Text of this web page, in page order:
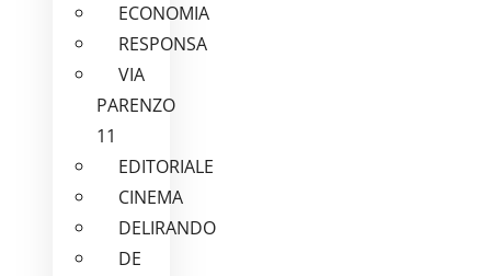
ECONOMIA
RESPONSA
VIA
PARENZO
11
EDITORIALE
CINEMA
DELIRANDO
DE